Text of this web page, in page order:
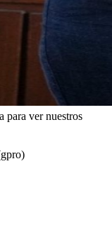
para ver nuestros